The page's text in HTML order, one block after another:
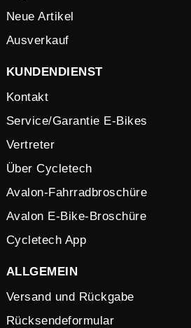
Neue Artikel
Ausverkauf
KUNDENDIENST
Kontakt
Service/Garantie E-Bikes
Vertreter
Über Cycletech
Avalon-Fahrradbroschüre
Avalon E-Bike-Broschüre
Cycletech App
ALLGEMEIN
Versand und Rückgabe
Rücksendeformular